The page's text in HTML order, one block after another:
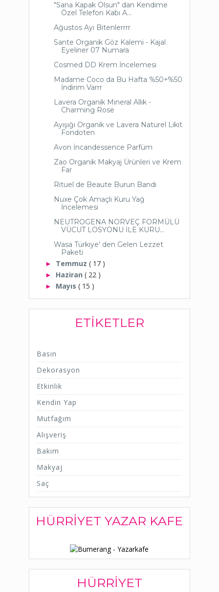
"Sana Kapak Olsun" dan Kendime
Özel Telefon Kabı A...
Ağustos Ayı Bitenlerrrr
Sante Organik Göz Kalemi - Kajal
Eyeliner 07 Numara
Cosmed DD Krem İncelemesi
Madame Coco da Bu Hafta %50+%50
İndirim Varrr
Lavera Organik Mineral Allık -
Charming Rose
Ayışığı Organik ve Lavera Naturel Likit
Fondoten
Avon İncandessence Parfüm
Zao Organik Makyaj Ürünleri ve Krem
Far
Rituel de Beaute Burun Bandı
Nuxe Çok Amaçlı Kuru Yağ
İncelemesi
NEUTROGENA NORVEÇ FORMÜLÜ
VÜCUT LOSYONU İLE KURU...
Wasa Türkiye' den Gelen Lezzet
Paketi
► Temmuz ( 17 )
► Haziran ( 22 )
► Mayıs ( 15 )
ETIKETLER
Basın
Dekorasyon
Etkinlik
Kendin Yap
Mutfağım
Alışveriş
Bakım
Makyaj
Saç
HÜRRIYET YAZAR KAFE
HÜRRIYET